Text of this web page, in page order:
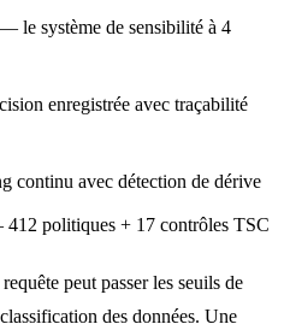
— le système de sensibilité à 4
enregistrée avec traçabilité
continu avec détection de dérive
politiques + 17 contrôles TSC
peut passer les seuils de
des données. Une